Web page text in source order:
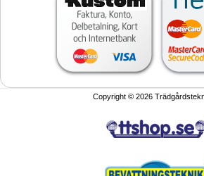
Copyright © 2026